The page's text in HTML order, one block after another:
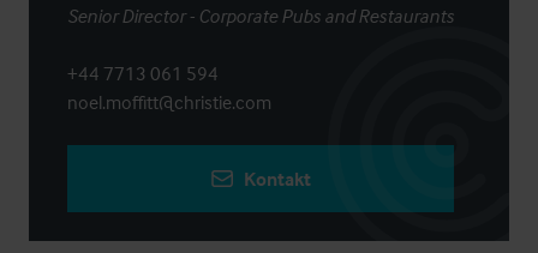
Senior Director - Corporate Pubs and Restaurants
+44 7713 061 594
noel.moffitt@christie.com
Kontakt